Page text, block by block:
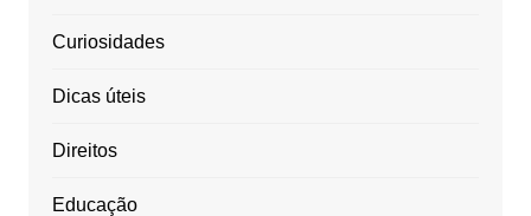
Curiosidades
Dicas úteis
Direitos
Educação